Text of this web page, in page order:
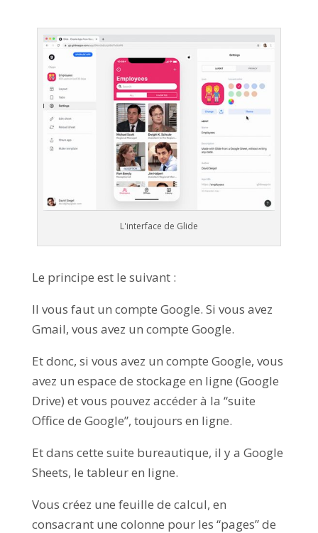
L'interface de Glide
Le principe est le suivant :
Il vous faut un compte Google. Si vous avez
Gmail, vous avez un compte Google.
Et donc, si vous avez un compte Google, vous
avez un espace de stockage en ligne (Google
Drive) et vous pouvez accéder à la “suite
Office de Google”, toujours en ligne.
Et dans cette suite bureautique, il y a Google
Sheets, le tableur en ligne.
Vous créez une feuille de calcul, en
consacrant une colonne pour les “pages” de